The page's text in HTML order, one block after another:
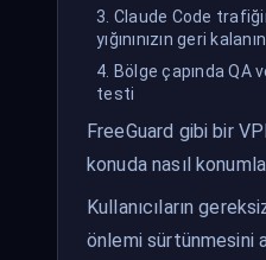
3. Claude Code
yığınınızın geri
4. Bölge çapında QA
testi
FreeGuard gibi bir
konuda nasıl
Kullanıcıların
önlemi sürtünmesini